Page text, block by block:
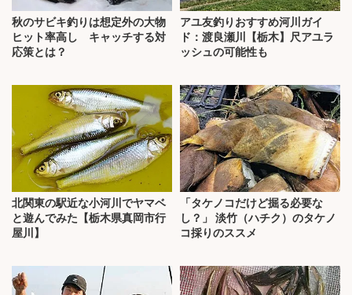
秋のサビキ釣りは想定外の大物
ヒット率高し キャッチする対
応策とは？
アユ友釣りおすすめ河川ガイ
ド：渡良瀬川【栃木】尺アユラ
ッシュの可能性も
北関東の駅近な小河川でヤマベ
と遊んでみた【栃木県真岡市行
屋川】
「タケノコだけど掘る必要な
し？」 淡竹（ハチク）のタケノ
コ採りのススメ